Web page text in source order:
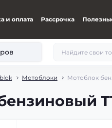
и оплата Рассрочка
Мотоблоки Мотоблок